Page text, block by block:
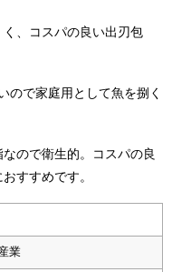
、コスパの良い出刃包
ので家庭用として魚を捌く
ので衛生的。コスパの良
すすめです。
業